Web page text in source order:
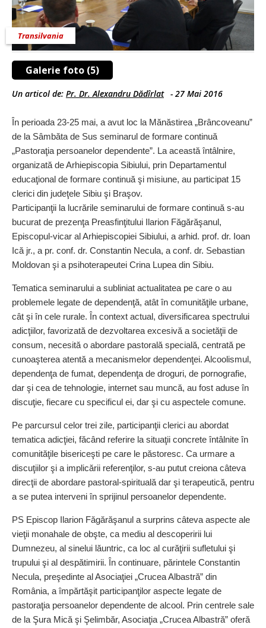
Galerie foto (5)
Transilvania
Un articol de: Pr. Dr. Alexandru Dădîrlat - 27 Mai 2016
În perioada 23-25 mai, a avut loc la Mănăstirea „Brâncoveanu”
de la Sâmbăta de Sus seminarul de formare continuă
„Pastoraţia persoanelor dependente”. La această întâlnire,
organizată de Arhiepiscopia Sibiului, prin Departamentul
educaţional de formare continuă şi misiune, au participat 15
clerici din judeţele Sibiu şi Braşov.
Participanţii la lucrările seminarului de formare continuă s-au
bucurat de prezenţa Preasfinţitului Ilarion Făgărăşanul,
Episcopul-vicar al Arhiepiscopiei Sibiului, a arhid. prof. dr. Ioan
Ică jr., a pr. conf. dr. Constantin Necula, a conf. dr. Sebastian
Moldovan şi a psihoterapeutei Crina Lupea din Sibiu.
Tematica seminarului a subliniat actualitatea pe care o au
problemele legate de dependenţă, atât în comunităţile urbane,
cât şi în cele rurale. În context actual, diversificarea spectrului
adicţiilor, favorizată de dezvoltarea excesivă a societăţii de
consum, necesită o abordare pastorală specială, centrată pe
cunoaşterea atentă a mecanismelor dependenţei. Alcoolismul,
dependenţa de fumat, dependenţa de droguri, de pornografie,
dar şi cea de tehnologie, internet sau muncă, au fost aduse în
discuţie, fiecare cu specificul ei, dar şi cu aspectele comune.
Pe parcursul celor trei zile, participanţii clerici au abordat
tematica adicţiei, făcând referire la situaţii concrete întâlnite în
comunităţile bisericeşti pe care le păstoresc. Ca urmare a
discuţiilor şi a implicării referenţilor, s-au putut creiona câteva
direcţii de abordare pastoral-spirituală dar şi terapeutică, pentru
a se putea interveni în sprijinul persoanelor dependente.
PS Episcop Ilarion Făgărăşanul a surprins câteva aspecte ale
vieţii monahale de obşte, ca mediu al descoperirii lui
Dumnezeu, al sinelui lăuntric, ca loc al curăţirii sufletului şi
trupului şi al despătimirii. În continuare, părintele Constantin
Necula, preşedinte al Asociaţiei „Crucea Albastră” din
România, a împărtăşit participanţilor aspecte legate de
pastoraţia persoanelor dependente de alcool. Prin centrele sale
de la Şura Mică şi Şelimbăr, Asociaţia „Crucea Albastră” oferă